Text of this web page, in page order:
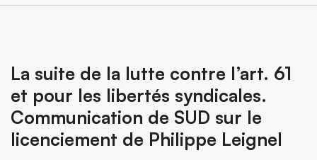
La suite de la lutte contre l’art. 61
et pour les libertés syndicales.
Communication de SUD sur le
licenciement de Philippe Leignel